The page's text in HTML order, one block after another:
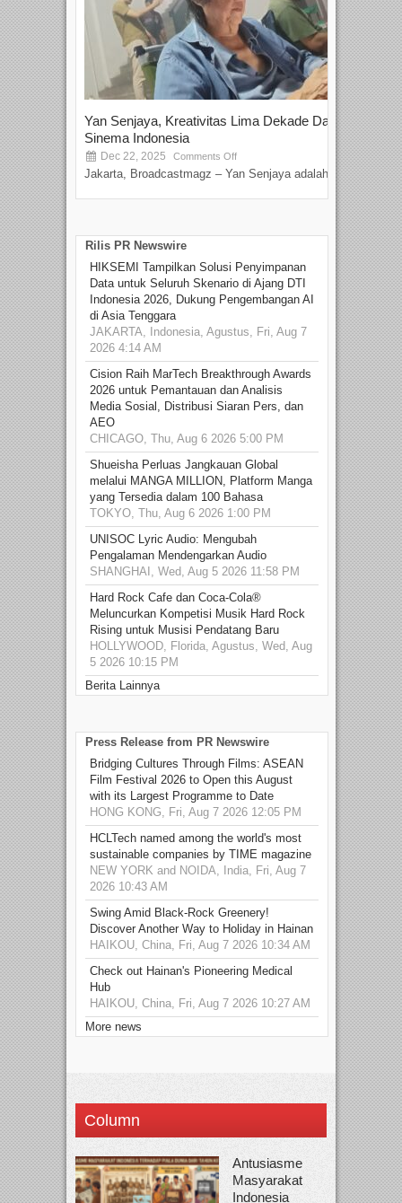
Yan Senjaya, Kreativitas Lima Dekade Dalam
Sinema Indonesia
Dec 22, 2025 Comments Off
Jakarta, Broadcastmagz – Yan Senjaya adalah...
Rilis PR Newswire
HIKSEMI Tampilkan Solusi Penyimpanan
Data untuk Seluruh Skenario di Ajang DTI
Indonesia 2026, Dukung Pengembangan AI
di Asia Tenggara
JAKARTA, Indonesia, Agustus, Fri, Aug 7
2026 4:14 AM
Cision Raih MarTech Breakthrough Awards
2026 untuk Pemantauan dan Analisis
Media Sosial, Distribusi Siaran Pers, dan
AEO
CHICAGO, Thu, Aug 6 2026 5:00 PM
Shueisha Perluas Jangkauan Global
melalui MANGA MILLION, Platform Manga
yang Tersedia dalam 100 Bahasa
TOKYO, Thu, Aug 6 2026 1:00 PM
UNISOC Lyric Audio: Mengubah
Pengalaman Mendengarkan Audio
SHANGHAI, Wed, Aug 5 2026 11:58 PM
Hard Rock Cafe dan Coca-Cola®
Meluncurkan Kompetisi Musik Hard Rock
Rising untuk Musisi Pendatang Baru
HOLLYWOOD, Florida, Agustus, Wed, Aug
5 2026 10:15 PM
Berita Lainnya
Press Release from PR Newswire
Bridging Cultures Through Films: ASEAN
Film Festival 2026 to Open this August
with its Largest Programme to Date
HONG KONG, Fri, Aug 7 2026 12:05 PM
HCLTech named among the world's most
sustainable companies by TIME magazine
NEW YORK and NOIDA, India, Fri, Aug 7
2026 10:43 AM
Swing Amid Black‑Rock Greenery!
Discover Another Way to Holiday in Hainan
HAIKOU, China, Fri, Aug 7 2026 10:34 AM
Check out Hainan's Pioneering Medical
Hub
HAIKOU, China, Fri, Aug 7 2026 10:27 AM
More news
Column
Antusiasme
Masyarakat
Indonesia